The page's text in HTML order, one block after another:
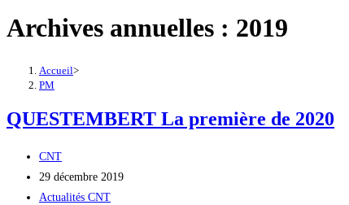
Archives annuelles : 2019
Accueil>
PM
QUESTEMBERT La première de 2020
Auteur/autrice
de
la
CNT
Publication
publiée :
29 décembre 2019
Post
Actualités CNT